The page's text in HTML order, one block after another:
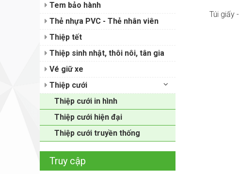
Túi giấy
Tem bảo hành
Thẻ nhựa PVC - Thẻ nhân viên
Thiệp tết
Thiệp sinh nhật, thôi nôi, tân gia
Vé giữ xe
Thiệp cưới
Thiệp cưới in hình
Thiệp cưới hiện đại
Thiệp cưới truyền thống
Truy cập